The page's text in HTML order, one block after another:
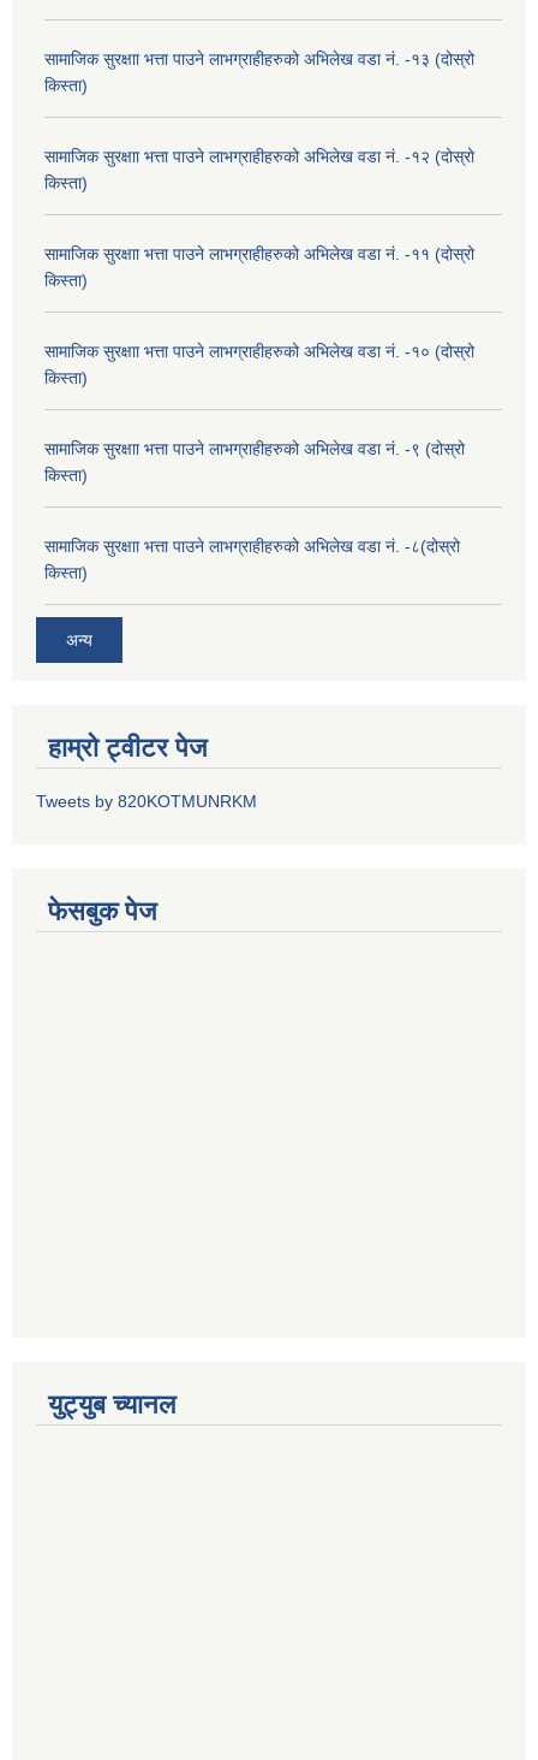
सामाजिक सुरक्षाा भत्ता पाउने लाभग्राहीहरुको अभिलेख वडा नं. -१३ (दोस्रो
किस्ता)
सामाजिक सुरक्षाा भत्ता पाउने लाभग्राहीहरुको अभिलेख वडा नं. -१२ (दोस्रो
किस्ता)
सामाजिक सुरक्षाा भत्ता पाउने लाभग्राहीहरुको अभिलेख वडा नं. -११ (दोस्रो
किस्ता)
सामाजिक सुरक्षाा भत्ता पाउने लाभग्राहीहरुको अभिलेख वडा नं. -१० (दोस्रो
किस्ता)
सामाजिक सुरक्षाा भत्ता पाउने लाभग्राहीहरुको अभिलेख वडा नं. -९ (दोस्रो
किस्ता)
सामाजिक सुरक्षाा भत्ता पाउने लाभग्राहीहरुको अभिलेख वडा नं. -८(दोस्रो
किस्ता)
अन्य
हाम्रो ट्वीटर पेज
Tweets by 820KOTMUNRKM
फेसबुक पेज
युट्युब च्यानल